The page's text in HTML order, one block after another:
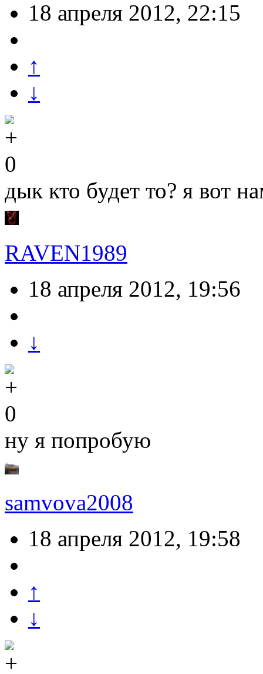
18 апреля 2012, 22:15
↑
↓
0
дык кто будет то? я вот
RAVEN1989
18 апреля 2012, 19:56
↓
0
ну я попробую
samvova2008
18 апреля 2012, 19:58
↑
↓